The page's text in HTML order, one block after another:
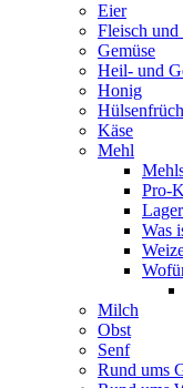
Eier
Fleisch und
Gemüse
Heil- und
Honig
Käse
Mehl
Pro-
Was
Milch
Obst
Senf
Rund ums